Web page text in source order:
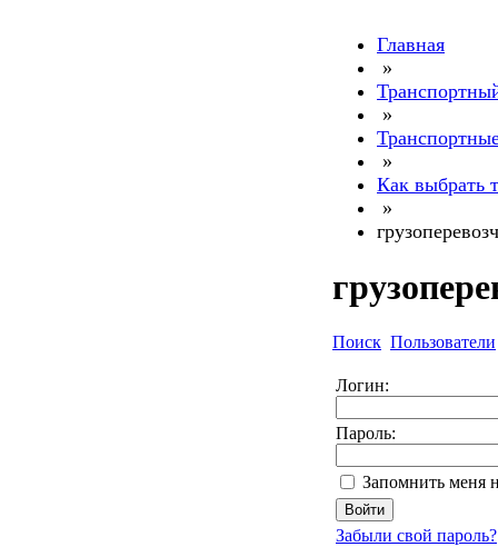
Главная
»
»
»
Как выбрать
»
Поиск Пользователи
Логин:
Пароль:
Запомнить меня
Забыли свой пароль?